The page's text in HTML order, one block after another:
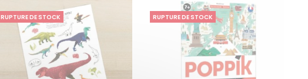
RUPTURE DE STOCK RUPTURE DE STOCK